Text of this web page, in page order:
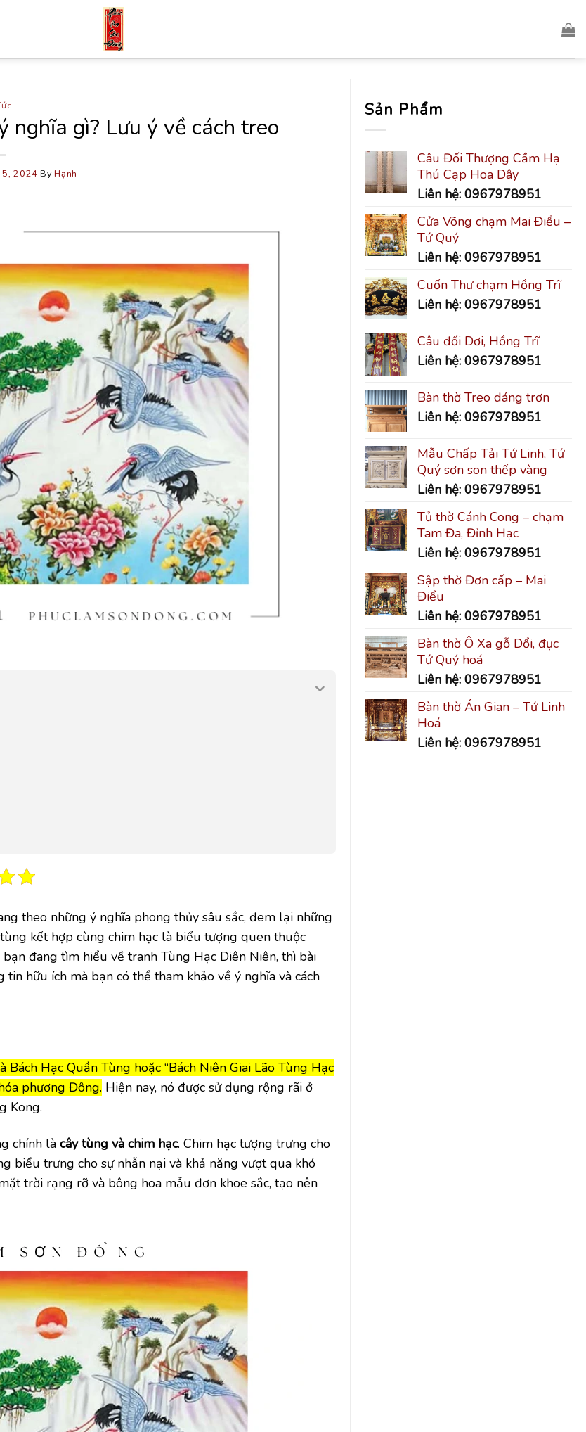
nghĩa gì? Lưu ý về cách treo
5, 2024 ByHạnh
theo những ý nghĩa phong thủy sâu sắc, đem lại những
kết hợp cùng chim hạc là biểu tượng quen thuộc
bạn đang tìm hiểu về tranh Tùng Hạc Diên Niên, thì bài
hữu ích mà bạn có thể tham khảo về ý nghĩa và cách
Hạc Quần Tùng hoặc “Bách Niên Giai Lão Tùng Hạc
phương Đông. Hiện nay, nó được sử dụng rộng rãi ở
Kong.
chính là cây tùng và chim hạc. Chim hạc tượng trưng cho
biểu trưng cho sự nhẫn nại và khả năng vượt qua khó
trời rạng rỡ và bông hoa mẫu đơn khoe sắc, tạo nên
Sản Phẩm
Câu Đối Thượng Cầm Hạ
Thú Cạp Hoa Dây
Liên hệ: 0967978951
Cửa Võng chạm Mai Điểu –
Tứ Quý
Liên hệ: 0967978951
Cuốn Thư chạm Hồng Trĩ
Liên hệ: 0967978951
Câu đối Dơi, Hồng Trĩ
Liên hệ: 0967978951
Bàn thờ Treo dáng trơn
Liên hệ: 0967978951
Mẫu Chấp Tải Tứ Linh, Tứ
Quý sơn son thếp vàng
Liên hệ: 0967978951
Tủ thờ Cánh Cong – chạm
Tam Đa, Đỉnh Hạc
Liên hệ: 0967978951
Sập thờ Đơn cấp – Mai
Điểu
Liên hệ: 0967978951
Bàn thờ Ô Xa gỗ Dổi, đục
Tứ Quý hoá
Liên hệ: 0967978951
Bàn thờ Án Gian – Tứ Linh
Hoá
Liên hệ: 0967978951